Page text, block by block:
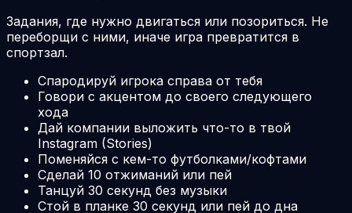
Задания, где нужно двигаться или позориться. Не
переборщи с ними, иначе игра превратится в
спортзал.
Спародируй игрока справа от тебя
Говори с акцентом до своего следующего
хода
Дай компании выложить что-то в твой
Instagram (Stories)
Поменяйся с кем-то футболками/кофтами
Сделай 10 отжиманий или пей
Танцуй 30 секунд без музыки
Стой в планке 30 секунд или пей до дна